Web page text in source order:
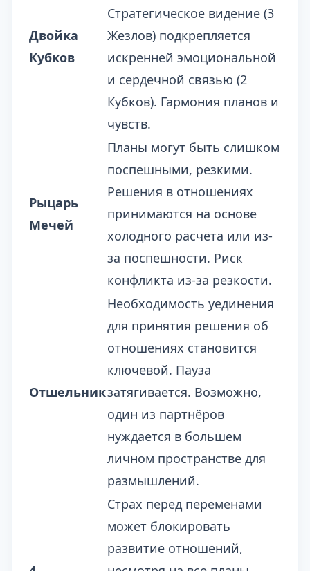
Двойка
Кубков
Стратегическое видение (3
Жезлов) подкрепляется
искренней эмоциональной
и сердечной связью (2
Кубков). Гармония планов и
чувств.
Рыцарь
Мечей
Планы могут быть слишком
поспешными, резкими.
Решения в отношениях
принимаются на основе
холодного расчёта или из-
за поспешности. Риск
конфликта из-за резкости.
Отшельник
Необходимость уединения
для принятия решения об
отношениях становится
ключевой. Пауза
затягивается. Возможно,
один из партнёров
нуждается в большем
личном пространстве для
размышлений.
Страх перед переменами
может блокировать
развитие отношений,